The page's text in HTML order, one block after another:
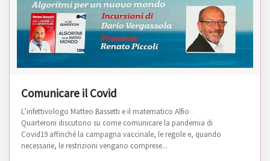
Comunicare il Covid
L’infettivologo Matteo Bassetti e il matematico Alfio
Quarteroni discutono su come comunicare la pandemia di
Covid19 affinché la campagna vaccinale, le regole e, quando
necessarie, le restrizioni vengano comprese...